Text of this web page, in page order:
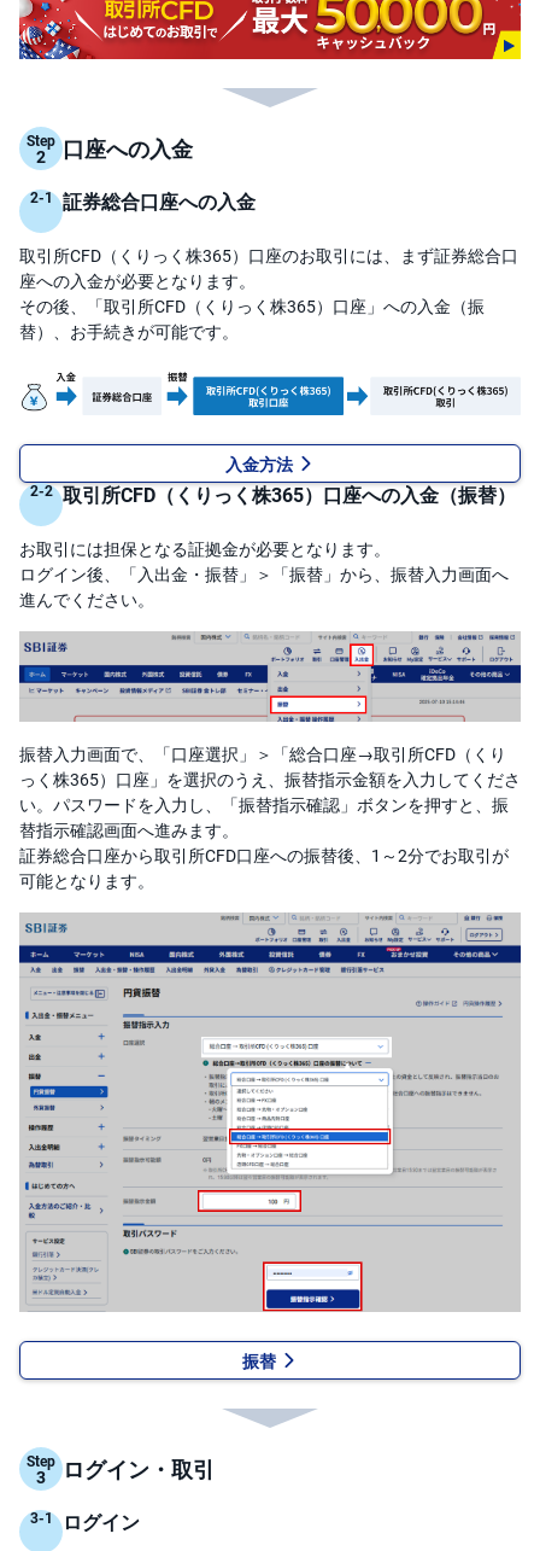
・
オ
プ
シ
商
品
先
物
金
・
銀
・
プ
ラ
貨
M
M
W
取
引
所
F
D(
く
り
く
3
6
5)
店
頭
C
F
D
S
T(
セ
キ
ュ
リ
テ
ィ
・
ト
ー
ク
ン
)
S
BI
ラ
ッ
プ
ボ
O
B
O
R
Step 口座への入金
証券総合口座への入金
取引所CFD（くりっく株365）口座のお取引には、まず証券総合口
座への入金が必要となります。
その後、「取引所CFD（くりっく株365）口座」への入金（振
替）、お手続きが可能です。
入金方法
取引所CFD（くりっく株365）口座への入金（振替）
お取引には担保となる証拠金が必要となります。
ログイン後、「入出金・振替」＞「振替」から、振替入力画面へ
進んでください。
振替入力画面で、「口座選択」＞「総合口座→取引所CFD（くり
っく株365）口座」を選択のうえ、振替指示金額を入力してくださ
い。パスワードを入力し、「振替指示確認」ボタンを押すと、振
替指示確認画面へ進みます。
証券総合口座から取引所CFD口座への振替後、1～2分でお取引が
可能となります。
振替
Step ログイン・取引
ログイン